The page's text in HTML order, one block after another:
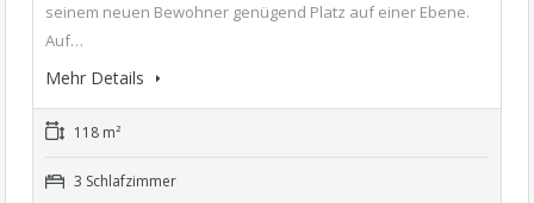
seinem neuen Bewohner genügend Platz auf einer Ebene.
Auf…
Mehr Details
118 m²
3 Schlafzimmer